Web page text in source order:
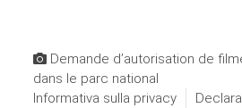
Demande d’autorisation de
dans le parc national
Informativa sulla privacy